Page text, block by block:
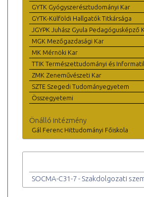
GYTK Gyógyszerésztudományi Kar
GYTK-Külföldi Hallgatók Titkársága
JGYPK Juhász Gyula Pedagógusképző
MGK Mezőgazdasági Kar
MK Mérnöki Kar
TTIK Természettudományi és
ZMK Zeneművészeti Kar
SZTE Szegedi Tudományegyetem
Összegyetemi
Önálló intézmény
Gál Ferenc Hittudományi Főiskola
SOCMA-C31-7 - Szakdolgozati